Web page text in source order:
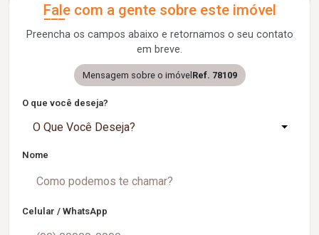
Fale com a gente sobre este imóvel
Preencha os campos abaixo e retornamos o seu contato
em breve.
Mensagem sobre o imóvelRef. 78109
O que você deseja?
O Que Você Deseja?
Nome
Celular / WhatsApp